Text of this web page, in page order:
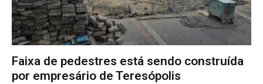
Faixa de pedestres está sendo construída
por empresário de Teresópolis